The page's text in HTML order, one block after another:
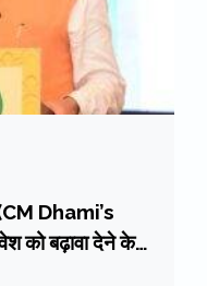
Dhami’s
को बढ़ावा देने के